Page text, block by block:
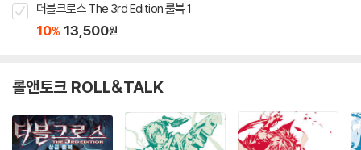
더블크로스 The 3rd Edition 룰북 1
10% 13,500원
롤앤토크 ROLL&TALK